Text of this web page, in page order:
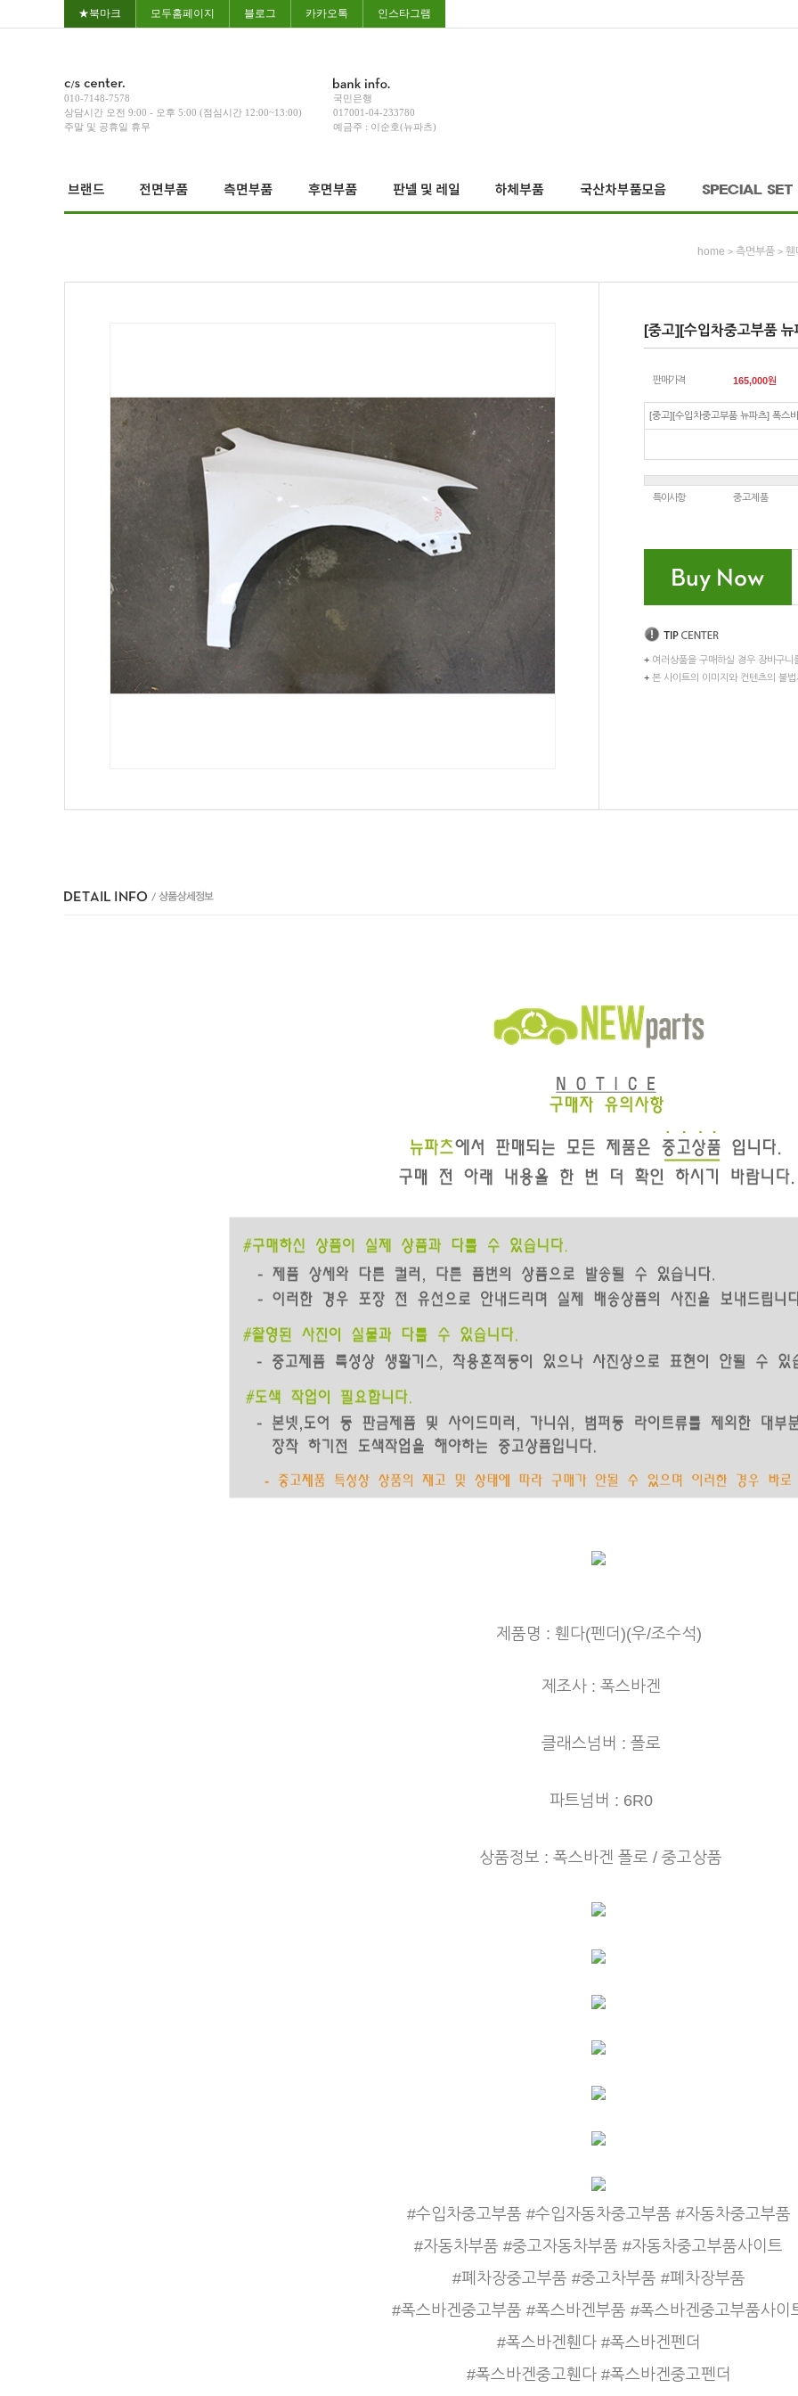
★북마크 모두홈페이지 블로그 카카오톡 인스타그램
010-7148-7578
상담시간 오전 9:00 - 오후 5:00 (점심시간 12:00~13:00)
주말 및 공휴일 휴무
국민은행
017001-04-233780
예금주 : 이순호(뉴파츠)
home > 측면부품 > 휀
[중고][수입차중고부품
판매가격 165,000원
[중고][수입차중고부품 뉴파츠] 폭스
특이사항 중고제품
+ 여러상품을 구매하실 경우 장바구니
+ 본 사이트의 이미지와 컨텐츠의 불법
제품명 : 휀다(펜더)(우/조수석)
제조사 : 폭스바겐
클래스넘버 : 폴로
파트넘버 : 6R0
상품정보 : 폭스바겐 폴로 / 중고상품
#수입차중고부품 #수입자동차중고부품 #자동차중고부품
#자동차부품 #중고자동차부품 #자동차중고부품사이트
#폐차장중고부품 #중고차부품 #폐차장부품
#폭스바겐중고부품 #폭스바겐부품 #폭스바겐중고부품사이
#폭스바겐휀다 #폭스바겐펜더
#폭스바겐중고휀다 #폭스바겐중고펜더